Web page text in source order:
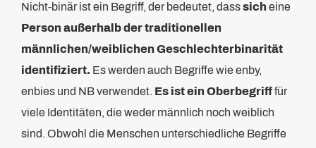
Nicht-binär ist ein Begriff, der bedeutet, dasssich eine
Person außerhalb der traditionellen
männlichen/weiblichen Geschlechterbinarität
identifiziert. Es werden auch Begriffe wie enby,
enbies und NB verwendet. Es ist ein Oberbegrifffür
viele Identitäten, die weder männlich noch weiblich
sind. Obwohl die Menschen unterschiedliche Begriffe